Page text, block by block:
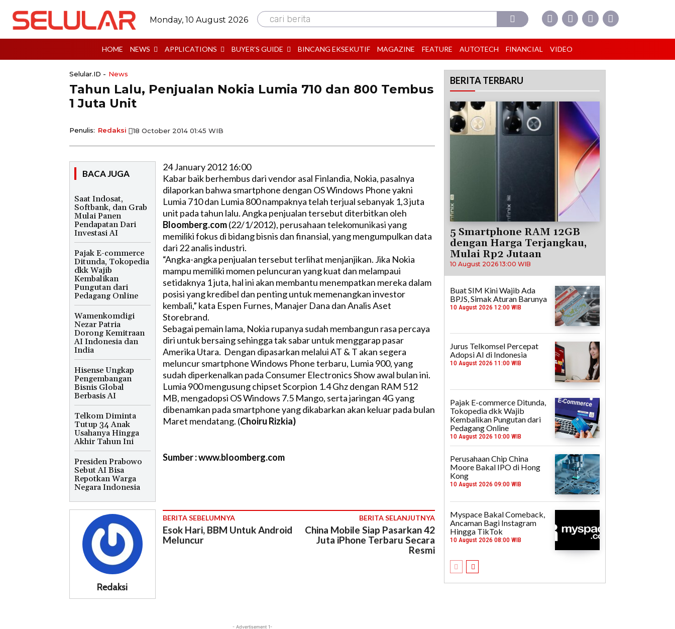
Monday, 10 August 2026 cari berita
HOME NEWS APPLICATIONS BUYER’S GUIDE BINCANG EKSEKUTIF MAGAZINE FEATURE AUTOTECH FINANCIAL VIDEO
Selular.ID - News
Tahun Lalu, Penjualan Nokia Lumia 710 dan 800 Tembus
1 Juta Unit
Penulis: Redaksi 18 October 2014 01:45 WIB
BACA JUGA
Saat Indosat,
Softbank, dan Grab
Mulai Panen
Pendapatan Dari
Investasi AI
Pajak E-commerce
Ditunda, Tokopedia
dkk Wajib
Kembalikan
Pungutan dari
Pedagang Online
Wamenkomdigi
Nezar Patria
Dorong Kemitraan
AI Indonesia dan
India
Hisense Ungkap
Pengembangan
Bisnis Global
Berbasis AI
Telkom Diminta
Tutup 34 Anak
Usahanya Hingga
Akhir Tahun Ini
Presiden Prabowo
Sebut AI Bisa
Repotkan Warga
Negara Indonesia
Redaksi
24 January 2012 16:00
Kabar baik berhembus dari vendor asal Finlandia, Nokia, pasalnya
dilaporkan bahwa smartphone dengan OS Windows Phone yakni
Lumia 710 dan Lumia 800 nampaknya telah terjual sebanyak 1,3 juta
unit pada tahun lalu. Angka penjualan tersebut diterbitkan oleh
Bloomberg.com(22/1/2012), perusahaan telekomunikasi yang
memiliki fokus di bidang bisnis dan finansial, yang mengumpulkan data
dari 22 analis industri.
“Angka-angka penjualan tersebut terlihat menjanjikan. Jika Nokia
mampu memiliki momen peluncuran yang kuat dan melampaui
setidaknya 1 juta, hal ini akan membantu menempatkan mereka dalam
posisi yang kredibel dan penting untuk memenangkan investor
kembali,” kata Espen Furnes, Manajer Dana dan Analis Aset
Storebrand.
Sebagai pemain lama, Nokia rupanya sudah membangun rasa percaya
diri untuk bersaing sehingga tak sabar untuk menggarap pasar
Amerika Utara. Dengan dipasarkan melalui AT & T akan segera
meluncur smartphone Windows Phone terbaru, Lumia 900, yang
sudah diperkenalkan pada Consumer Electronics Show awal bulan ini.
Lumia 900 mengusung chipset Scorpion 1.4 Ghz dengan RAM 512
MB, mengadopsi OS Windows 7.5 Mango, serta jaringan 4G yang
dibenamkan pada smartphone yang dikabarkan akan keluar pada bulan
Maret mendatang. (Choiru Rizkia)
Sumber : www.bloomberg.com
BERITA SEBELUMNYA
Esok Hari, BBM Untuk Android
Meluncur
BERITA SELANJUTNYA
China Mobile Siap Pasarkan 42
Juta iPhone Terbaru Secara
Resmi
- Advertisement 1-
BERITA TERBARU
5 Smartphone RAM 12GB
dengan Harga Terjangkau,
Mulai Rp2 Jutaan
10 August 2026 13:00 WIB
Buat SIM Kini Wajib Ada
BPJS, Simak Aturan Barunya
10 August 2026 12:00 WIB
Jurus Telkomsel Percepat
Adopsi AI di Indonesia
10 August 2026 11:00 WIB
Pajak E-commerce Ditunda,
Tokopedia dkk Wajib
Kembalikan Pungutan dari
Pedagang Online
10 August 2026 10:00 WIB
Perusahaan Chip China
Moore Bakal IPO di Hong
Kong
10 August 2026 09:00 WIB
Myspace Bakal Comeback,
Ancaman Bagi Instagram
Hingga TikTok
10 August 2026 08:00 WIB